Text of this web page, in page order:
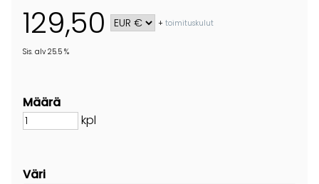
129,50 +toimituskulut
Sis. alv 25.5 %
Määrä
kpl
Väri